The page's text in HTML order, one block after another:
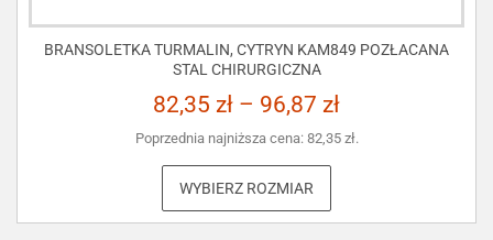
BRANSOLETKA TURMALIN, CYTRYN KAM849 POZŁACANA
STAL CHIRURGICZNA
82,35 zł – 96,87 zł
Poprzednia najniższa cena: 82,35 zł.
WYBIERZ ROZMIAR